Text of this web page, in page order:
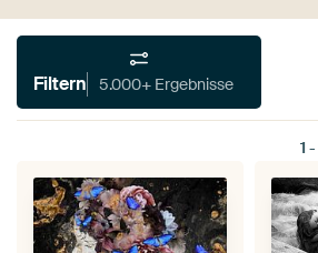
Filtern 5.000+ Ergebnisse
1 -